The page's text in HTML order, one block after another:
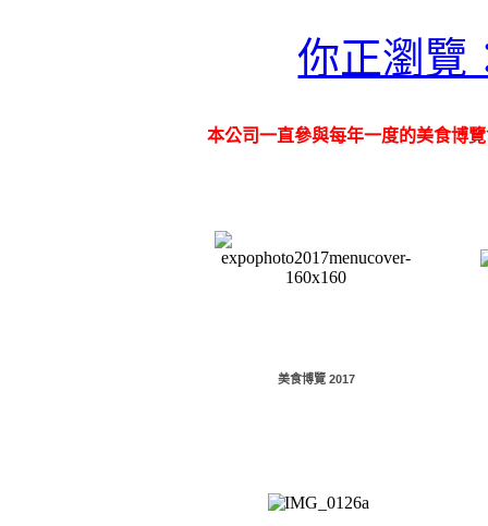
你正瀏覽
本公司一直參與每年一度的美食博
美食博覽 2017